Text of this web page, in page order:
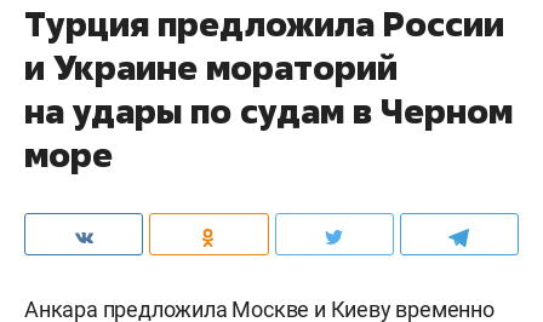
Турция предложила России
и Украине мораторий
на удары по судам в Черном
море
Анкара предложила Москве и Киеву временно